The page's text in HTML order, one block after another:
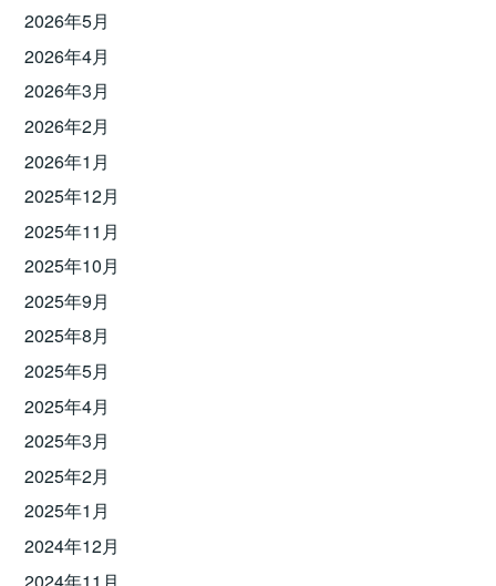
2026年5月
2026年4月
2026年3月
2026年2月
2026年1月
2025年12月
2025年11月
2025年10月
2025年9月
2025年8月
2025年5月
2025年4月
2025年3月
2025年2月
2025年1月
2024年12月
2024年11月